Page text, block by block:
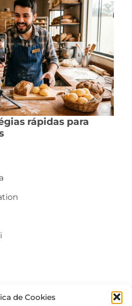
de Cookies
rápidas para